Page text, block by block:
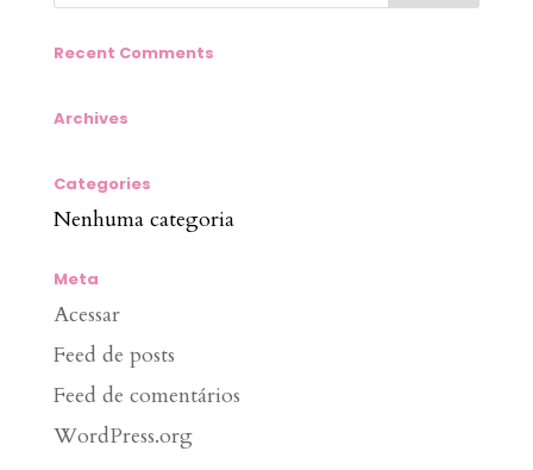
Recent Comments
Archives
Categories
Nenhuma categoria
Meta
Acessar
Feed de posts
Feed de comentários
WordPress.org